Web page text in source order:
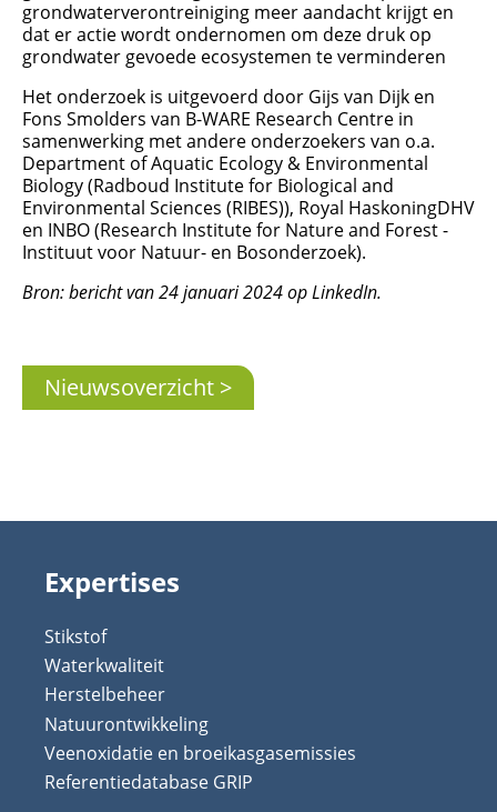
grondwaterverontreiniging meer aandacht krijgt en
dat er actie wordt ondernomen om deze druk op
grondwater gevoede ecosystemen te verminderen
Het onderzoek is uitgevoerd door Gijs van Dijk en
Fons Smolders van B-WARE Research Centre in
samenwerking met andere onderzoekers van o.a.
Department of Aquatic Ecology & Environmental
Biology (Radboud Institute for Biological and
Environmental Sciences (RIBES)), Royal HaskoningDHV
en INBO (Research Institute for Nature and Forest -
Instituut voor Natuur- en Bosonderzoek).
Bron: bericht van 24 januari 2024 op LinkedIn.
Nieuwsoverzicht
Expertises
Stikstof
Waterkwaliteit
Herstelbeheer
Natuurontwikkeling
Veenoxidatie en broeikasgasemissies
Referentiedatabase GRIP